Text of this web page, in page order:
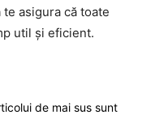
asigura că toate
util și eficient.
de mai sus sunt